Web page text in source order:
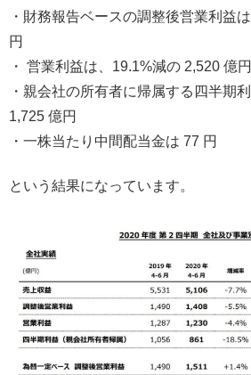
・財務報告ベースの調整後営業利益
円
・ 営業利益は、19.1%減の 2,520 億円
・親会社の所有者に帰属する四半期
1,725 億円
・⼀株当たり中間配当⾦は 77 円
という結果になっています。